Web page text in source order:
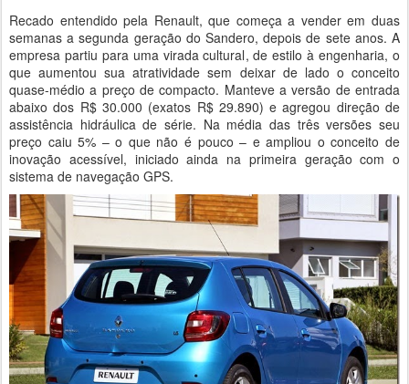
Recado entendido pela Renault, que começa a vender em duas
semanas a segunda geração do Sandero, depois de sete anos. A
empresa partiu para uma virada cultural, de estilo à engenharia, o
que aumentou sua atratividade sem deixar de lado o conceito
quase-médio a preço de compacto. Manteve a versão de entrada
abaixo dos R$ 30.000 (exatos R$ 29.890) e agregou direção de
assistência hidráulica de série. Na média das três versões seu
preço caiu 5% – o que não é pouco – e ampliou o conceito de
inovação acessível, iniciado ainda na primeira geração com o
sistema de navegação GPS.